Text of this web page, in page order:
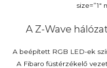
size=”1″
A Z-Wave
A beépített RGB LED-ek
A Fibaro füstérzékelő